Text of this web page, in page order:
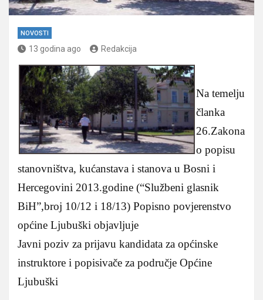
NOVOSTI
13 godina ago Redakcija
Na temelju
članka
26.Zakona
o popisu
stanovništva, kućanstava i stanova u Bosni i
Hercegovini 2013.godine (“Službeni glasnik
BiH”,broj 10/12 i 18/13) Popisno povjerenstvo
općine Ljubuški objavljuje
Javni poziv za prijavu kandidata za općinske
instruktore i popisivače za područje Općine
Ljubuški